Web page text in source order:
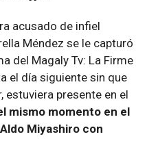
acusado de infiel
Méndez se le capturó
del Magaly Tv: La Firme
el día siguiente sin que
estuviera presente en el
mismo momento en el
Miyashiro con